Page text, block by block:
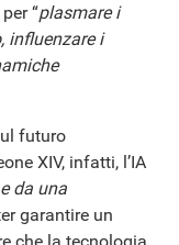
“plasmare i
influenzare i
futuro
XIV, infatti, l’IA
da una
garantire un